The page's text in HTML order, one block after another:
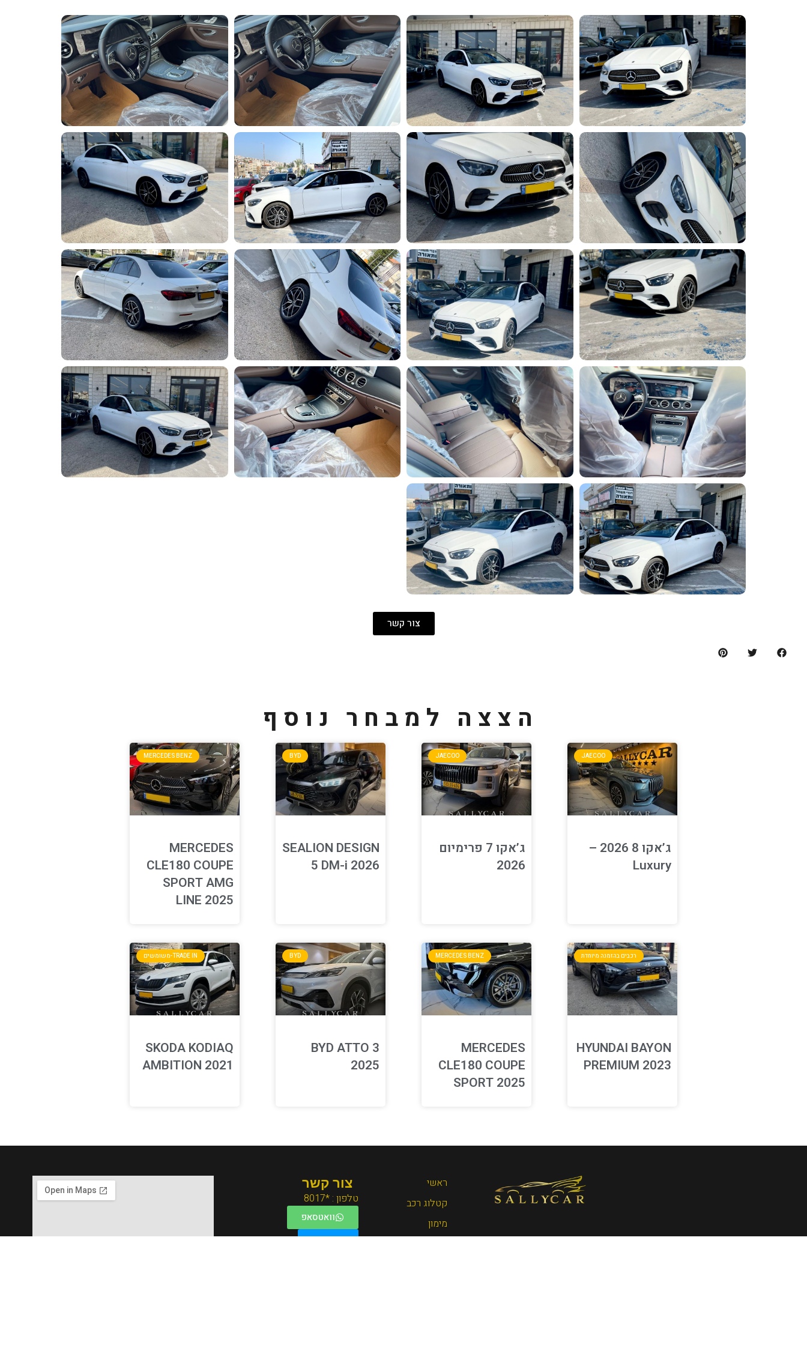
צור קשר
הצצה למבחר נוסף
JAECOO
ג’אקו 8 2026 –
Luxury
JAECOO
ג’אקו 7 פרימיום
2026
BYD
SEALION DESIGN
5 DM-i 2026
MERCEDES BENZ
MERCEDES
CLE180 COUPE
SPORT AMG
LINE 2025
רכבים בהזמנה מיוחדת
HYUNDAI BAYON
PREMIUM 2023
MERCEDES BENZ
MERCEDES
CLE180 COUPE
SPORT 2025
BYD
BYD ATTO 3
2025
TRADE IN-משומשים
SKODA KODIAQ
AMBITION 2021
ראשי
קטלוג רכב
מימון
צור קשר
טלפון : *8017
וואטסאפ
Waze